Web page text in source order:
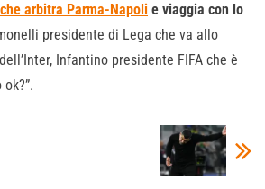
arbitra Parma-Napoli e viaggia con lo
presidente di Lega che va allo
Infantino presidente FIFA che è